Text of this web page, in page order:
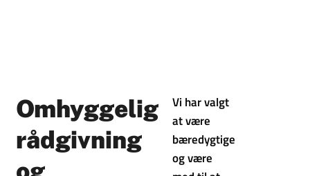
Omhyggelig
rådgivning
Vi har valgt
at være
bæredygtige
og være